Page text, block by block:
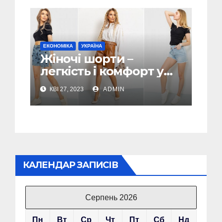
ЕКОНОМІКА УКРАЇНА
Жіночі шорти –
легкість і комфорт у
спекотні дні
КВІ 27, 2023 ADMIN
КАЛЕНДАР ЗАПИСІВ
Серпень 2026
Пн Вт Ср Чт Пт Сб Нд